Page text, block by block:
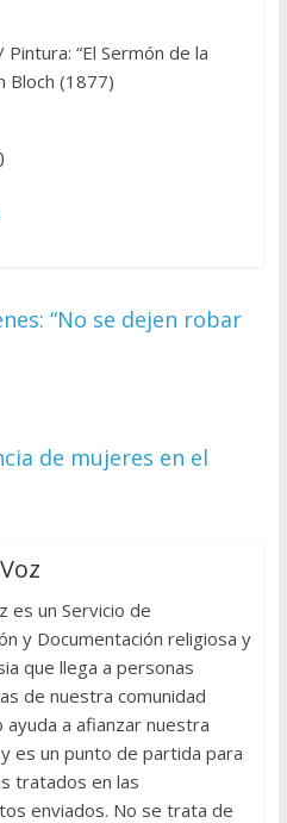
“El Sermón de la
Bloch (1877)
“No se dejen robar
de mujeres en el
es un Servicio de
y Documentación religiosa y
que llega a personas
de nuestra comunidad
a afianzar nuestra
es un punto de partida para
tratados en las
enviados. No se trata de